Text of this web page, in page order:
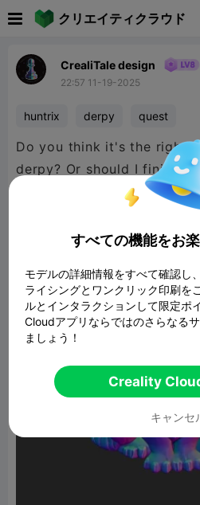
クリエイティクラウド
CrealiTale design
22:57 11-19-2025
huntrix derpy quest
Do you think it's the right
derpy? Or should I finish
すべての機能をお
モデルの詳細情報をすべて確認し
ライシングとワンクリック印刷を
ルとインタラクションして限定ポ
Cloudアプリならではのさらなる
ましょう！
Creality
キャンセ